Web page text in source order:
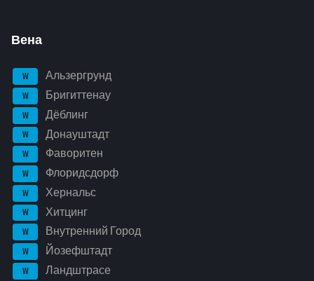
Вена
W Альзергрунд
W Бригиттенау
W Дёблинг
W Донауштадт
W Фаворитен
W Флоридсдорф
W Хернальс
W Хитцинг
W Внутренний Город
W Йозефштадт
W Ландштрасе